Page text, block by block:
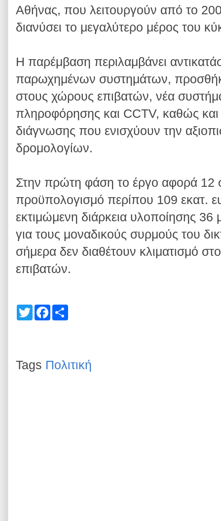
Αθήνας, που λειτουργούν από το
διανύσει το μεγαλύτερο μέρος του
Η παρέμβαση περιλαμβάνει
παρωχημένων συστημάτων,
στους χώρους επιβατών, νέα
πληροφόρησης και CCTV, καθώς και
διάγνωσης που ενισχύουν την
δρομολογίων.
Στην πρώτη φάση το έργο αφορά 12
προϋπολογισμό περίπου 109 εκατ.
εκτιμώμενη διάρκεια υλοποίησης 36
για τους μοναδικούς συρμούς του
σήμερα δεν διαθέτουν κλιματισμό
επιβατών.
T
w
F
a
k
Tags Πολιτική